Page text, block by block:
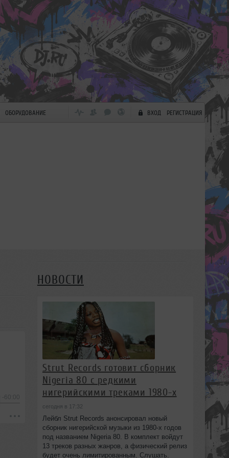
ОБОРУДОВАНИЕ ВХОД РЕГИСТРАЦИЯ
-60:00
НОВОСТИ
Strut Records готовит сборник
Nigeria 80 с редкими
нигерийскими треками 1980-х
сегодня в 17:32
Лейбл Strut Records анонсировал новый
сборник нигерийской музыки из 1980-х годов
под названием Nigeria 80. В комплект войдут
13 треков разных жанров, а физический релиз
будет очень лимитированным. Слушать.